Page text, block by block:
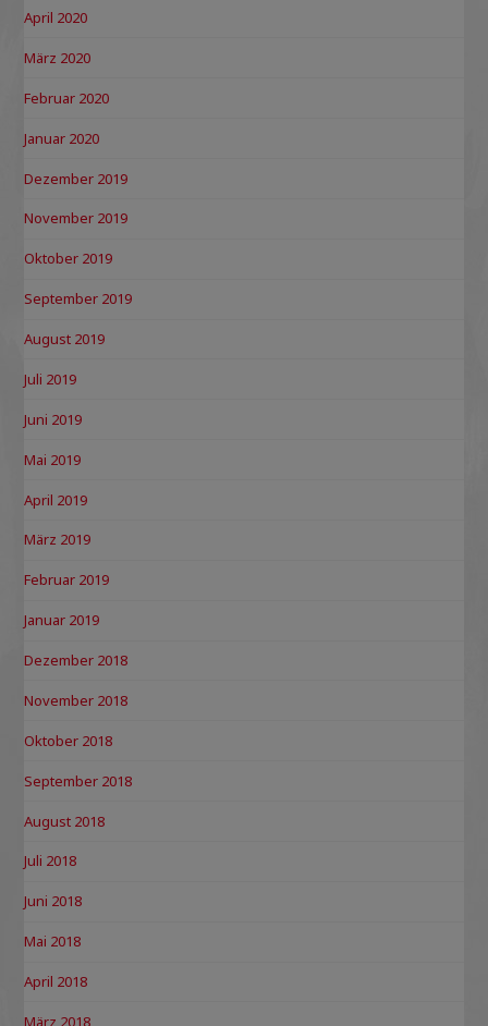
April 2020
März 2020
Februar 2020
Januar 2020
Dezember 2019
November 2019
Oktober 2019
September 2019
August 2019
Juli 2019
Juni 2019
Mai 2019
April 2019
März 2019
Februar 2019
Januar 2019
Dezember 2018
November 2018
Oktober 2018
September 2018
August 2018
Juli 2018
Juni 2018
Mai 2018
April 2018
März 2018